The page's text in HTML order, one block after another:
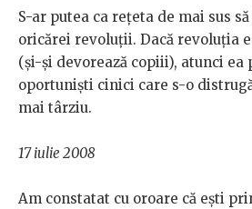
S-ar putea ca rețeta de mai sus
oricărei revoluții. Dacă revoluția
(și-și devorează copiii), atunci
oportuniști cinici care s-o
mai târziu.
17 iulie 2008
Am constatat cu oroare că ești